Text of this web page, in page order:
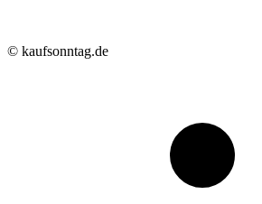
© kaufsonntag.de